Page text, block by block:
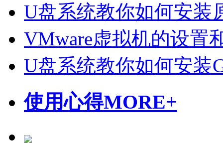
U盘系统教你如何安装
VMware虚拟机的设置
U盘系统教你如何安装
使用心得MORE+